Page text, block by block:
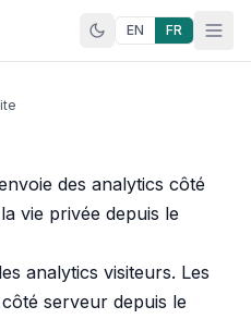
EN FR
des analytics côté
vie privée depuis le
analytics visiteurs. Les
serveur depuis le